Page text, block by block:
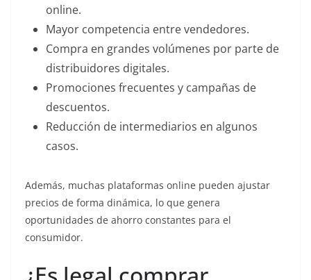
online.
Mayor competencia entre vendedores.
Compra en grandes volúmenes por parte de
distribuidores digitales.
Promociones frecuentes y campañas de
descuentos.
Reducción de intermediarios en algunos
casos.
Además, muchas plataformas online pueden ajustar
precios de forma dinámica, lo que genera
oportunidades de ahorro constantes para el
consumidor.